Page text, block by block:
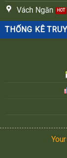
Vách Ngăn
THỐNG KÊ